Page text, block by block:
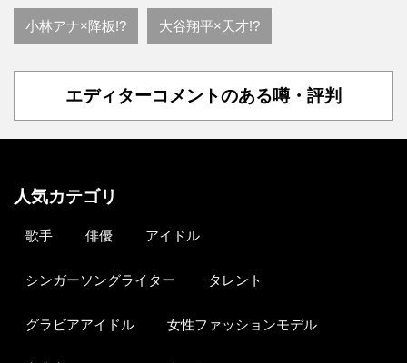
小林アナ×降板!? 大谷翔平×天才!?
エディターコメントのある噂・評判
人気カテゴリ
歌手 俳優 アイドル
シンガーソングライター タレント
グラビアアイドル 女性ファッションモデル